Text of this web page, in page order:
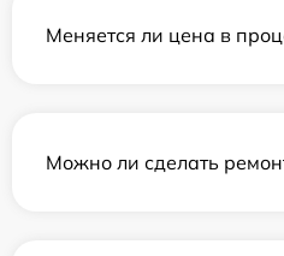
Меняется ли цена в
Можно ли сделать